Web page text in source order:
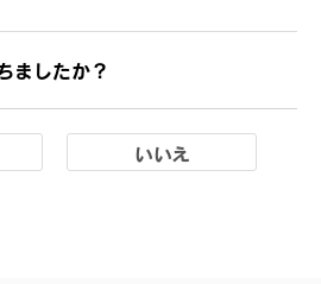
ましたか？
いいえ